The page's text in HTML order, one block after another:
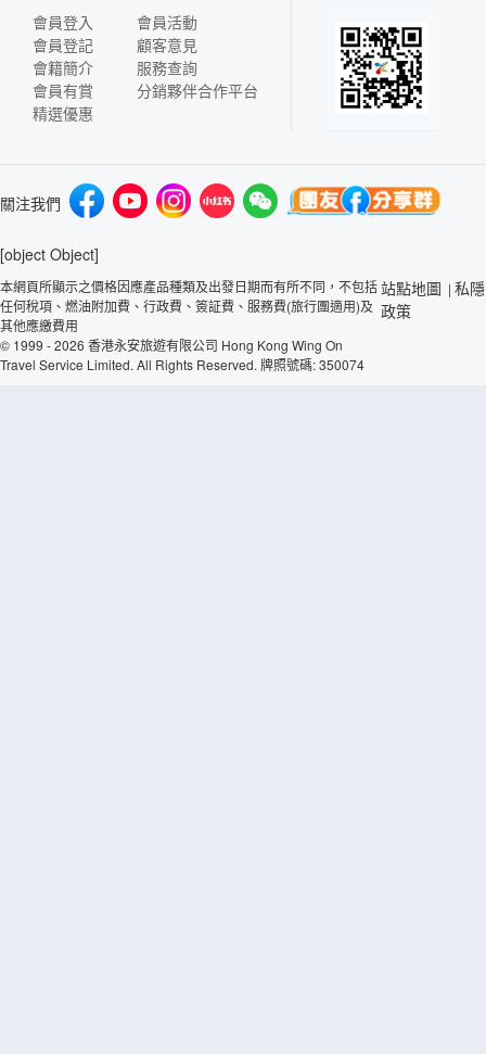
會員登入
會員登記
會籍簡介
會員有賞
精選優惠
會員活動
顧客意見
服務查詢
分銷夥伴合作平台
關注我們
[object Object]
本網頁所顯示之價格因應產品種類及出發日期而有所不同，不包括
任何稅項、燃油附加費、行政費、簽証費、服務費(旅行團適用)及
其他應繳費用
© 1999 - 2026 香港永安旅遊有限公司 Hong Kong Wing On
Travel Service Limited. All Rights Reserved. 牌照號碼: 350074
站點地圖 | 私隱
政策